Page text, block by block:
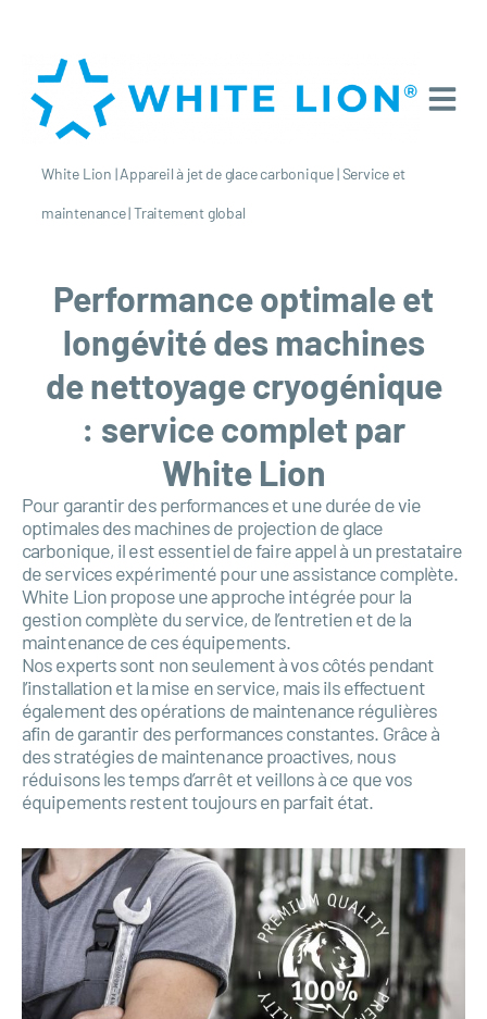
White Lion |Appareil à jet de glace carbonique|Service et
maintenance|Traitement global
Performance optimale et
longévité des machines
de nettoyage cryogénique
: service complet par
White Lion
Pour garantir des performances et une durée de vie
optimales des machines de projection de glace
carbonique, il est essentiel de faire appel à un prestataire
de services expérimenté pour une assistance complète.
White Lion propose une approche intégrée pour la
gestion complète du service, de l’entretien et de la
maintenance de ces équipements.
Nos experts sont non seulement à vos côtés pendant
l’installation et la mise en service, mais ils effectuent
également des opérations de maintenance régulières
afin de garantir des performances constantes. Grâce à
des stratégies de maintenance proactives, nous
réduisons les temps d’arrêt et veillons à ce que vos
équipements restent toujours en parfait état.